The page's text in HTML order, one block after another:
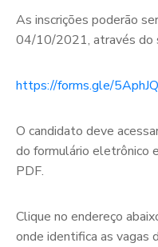
As inscrições poderão
04/10/2021, através do
https://forms.gle/
O candidato deve
do formulário eletrônico
PDF.
Clique no endereço
onde identifica as vagas